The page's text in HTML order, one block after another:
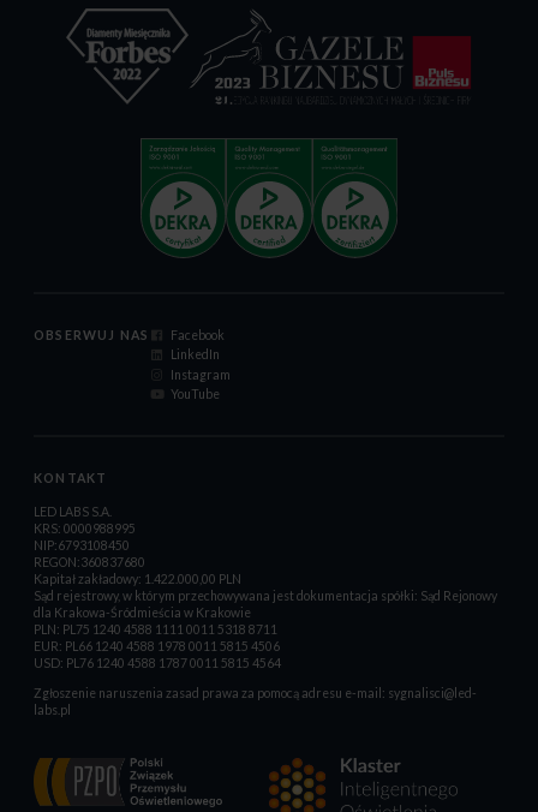
OBSERWUJ NAS
Facebook
LinkedIn
Instagram
YouTube
KONTAKT
LED LABS S.A.
KRS: 0000988995
NIP:6793108450
REGON:360837680
Kapitał zakładowy: 1.422.000,00 PLN
Sąd rejestrowy, w którym przechowywana jest dokumentacja spółki: Sąd Rejonowy
dla Krakowa-Śródmieścia w Krakowie
PLN: PL75 1240 4588 1111 0011 5318 8711
EUR: PL66 1240 4588 1978 0011 5815 4506
USD: PL76 1240 4588 1787 0011 5815 4564
Zgłoszenie naruszenia zasad prawa za pomocą adresu e-mail: sygnalisci@led-
labs.pl